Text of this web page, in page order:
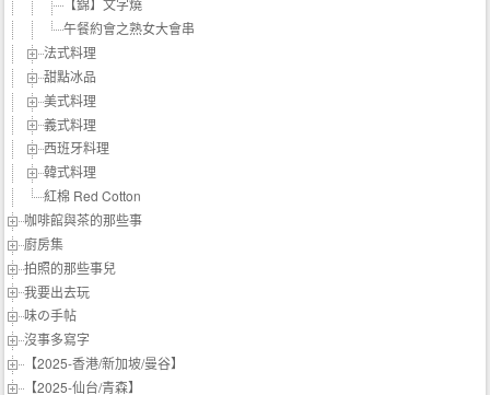
【錦】文字燒
午餐約會之熟女大會串
法式料理
甜點冰品
美式料理
義式料理
西班牙料理
韓式料理
紅棉 Red Cotton
咖啡館與茶的那些事
廚房集
拍照的那些事兒
我要出去玩
味の手帖‬
沒事多寫字
【2025-香港/新加坡/曼谷】
【2025-仙台/青森】